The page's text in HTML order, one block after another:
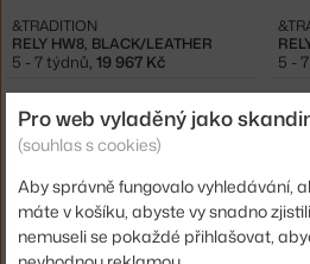
RELY HW8, BLACK/LEATHER
&TRADITION
5 - 7 týdnů, 19 967 Kč 5 -
Pro web vyladěný jako
(souhlas s cookies)
Aby správně fungovalo vyhledávání,
máte v košíku, abyste vy snadno
nemuseli se pokaždé přihlašovat,